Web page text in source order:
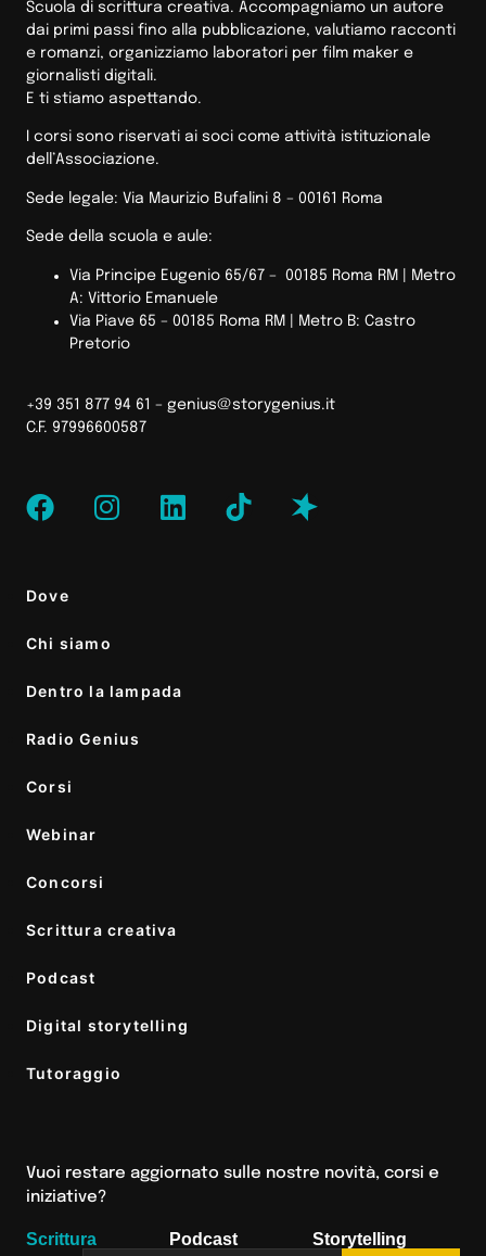
Scuola di scrittura creativa. Accompagniamo un autore
dai primi passi fino alla pubblicazione, valutiamo racconti
e romanzi, organizziamo laboratori per film maker e
giornalisti digitali.
E ti stiamo aspettando.
I corsi sono riservati ai soci come attività istituzionale
dell’Associazione.
Sede legale: Via Maurizio Bufalini 8 – 00161 Roma
Sede della scuola e aule:
Via Principe Eugenio 65/67 – 00185 Roma RM |
Metro
A: Vittorio Emanuele
Via Piave 65 – 00185 Roma RM | Metro B: Castro
Pretorio
+39 351 877 94 61 – genius@storygenius.it
C.F. 97996600587
Dove
Chi siamo
Dentro la lampada
Radio Genius
Corsi
Webinar
Concorsi
Scrittura creativa
Podcast
Digital storytelling
Tutoraggio
Vuoi restare aggiornato sulle nostre novità, corsi e
iniziative?
Scrittura Podcast Storytelling